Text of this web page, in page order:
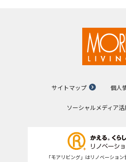
サイトマップ 個人
ソーシャルメディア
「モアリビング」はリノベーション